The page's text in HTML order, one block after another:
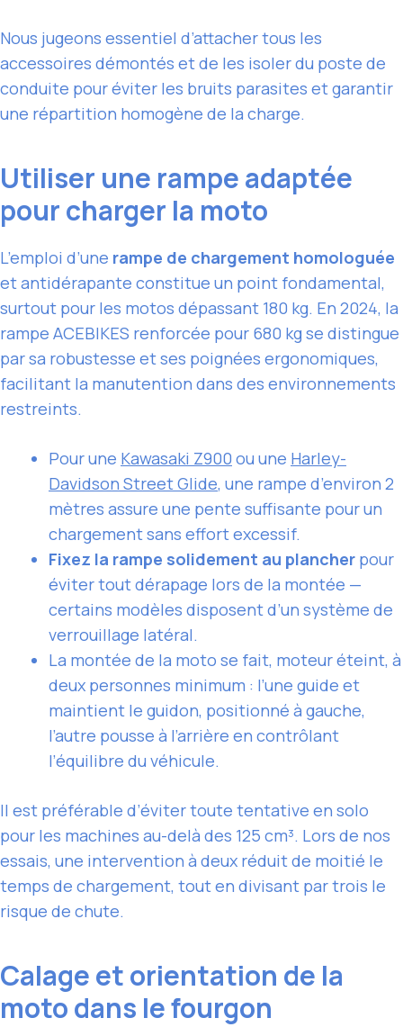
Nous jugeons essentiel d’attacher tous les
accessoires démontés et de les isoler du poste de
conduite pour éviter les bruits parasites et garantir
une répartition homogène de la charge.
Utiliser une rampe adaptée
pour charger la moto
L’emploi d’une rampe de chargement homologuée
et antidérapante constitue un point fondamental,
surtout pour les motos dépassant 180 kg. En 2024, la
rampe ACEBIKES renforcée pour 680 kg se distingue
par sa robustesse et ses poignées ergonomiques,
facilitant la manutention dans des environnements
restreints.
Pour une Kawasaki Z900 ou une Harley-
Davidson Street Glide, une rampe d’environ 2
mètres assure une pente suffisante pour un
chargement sans effort excessif.
Fixez la rampe solidement au plancher pour
éviter tout dérapage lors de la montée —
certains modèles disposent d’un système de
verrouillage latéral.
La montée de la moto se fait, moteur éteint, à
deux personnes minimum : l’une guide et
maintient le guidon, positionné à gauche,
l’autre pousse à l’arrière en contrôlant
l’équilibre du véhicule.
Il est préférable d’éviter toute tentative en solo
pour les machines au-delà des 125 cm³. Lors de nos
essais, une intervention à deux réduit de moitié le
temps de chargement, tout en divisant par trois le
risque de chute.
Calage et orientation de la
moto dans le fourgon